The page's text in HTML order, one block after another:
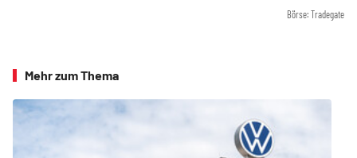
Börse: Tradegate
Mehr zum Thema